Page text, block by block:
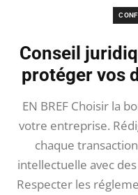
Conseil
protéger vos
EN BREF Choisir la
votre entreprise.
chaque
intellectuelle avec
Respecter les